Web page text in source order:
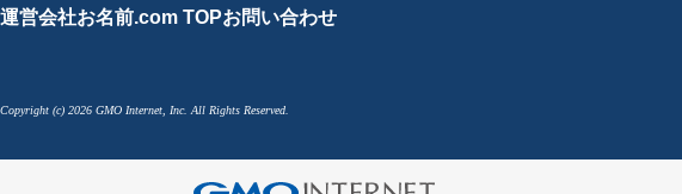
運営会社お名前.com TOPお問い合わせ
Copyright (c) 2026 GMO Internet, Inc. All Rights Reserved.